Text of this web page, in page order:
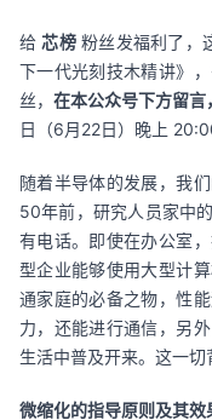
给 芯榜 粉丝发福利了，
下一代光刻技木精讲》
丝，在本公众号下方留
日（6月22日）晚上
随着半导体的发展，我
50年前，研究人员家中
有电话。即使在办公室
型企业能够使用大型计
通家庭的必备之物，性
力，还能进行通信，另
生活中普及开来。这一切
微缩化的指导原则及其效